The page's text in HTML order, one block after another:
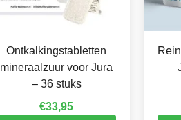
Ontkalkingstabletten
mineraalzuur voor Jura
– 36 stuks
€33,95